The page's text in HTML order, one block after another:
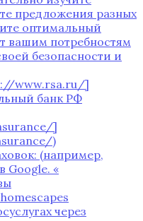
предложения разных
оптимальный
вашим потребностям
безопасности и
www.rsa.ru/]
банк РФ
]
)
(например‚
Google. «
через